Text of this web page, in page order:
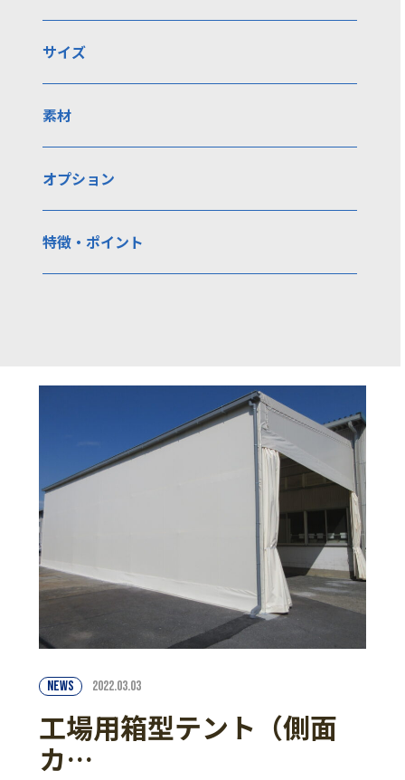
サイズ
素材
オプション
特徴・ポイント
NEWS 2022.03.03
工場用箱型テント（側面
カ…